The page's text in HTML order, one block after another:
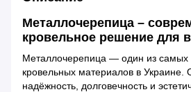
Металлочерепица –
кровельное решение для
Металлочерепица — один из самых
кровельных материалов в Украине.
надёжность, долговечность и